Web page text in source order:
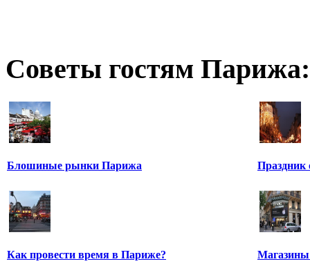
Советы гостям Парижа:
Блошиные рынки Парижа Праздник
Как провести время в Париже?